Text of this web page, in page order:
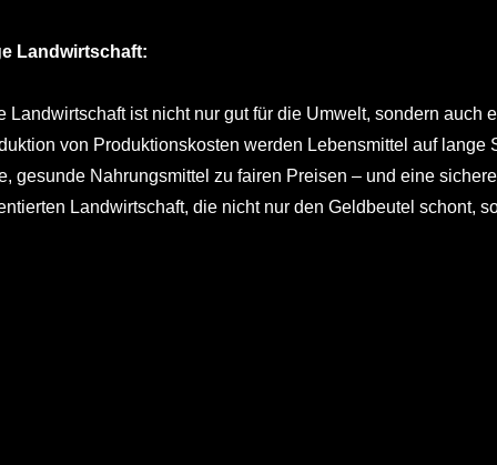
Landwirtschaft:
Landwirtschaft ist nicht nur gut für die Umwelt, sondern
von Produktionskosten werden Lebensmittel auf
gesunde Nahrungsmittel zu fairen Preisen – und eine
Landwirtschaft, die nicht nur den Geldbeutel schont,